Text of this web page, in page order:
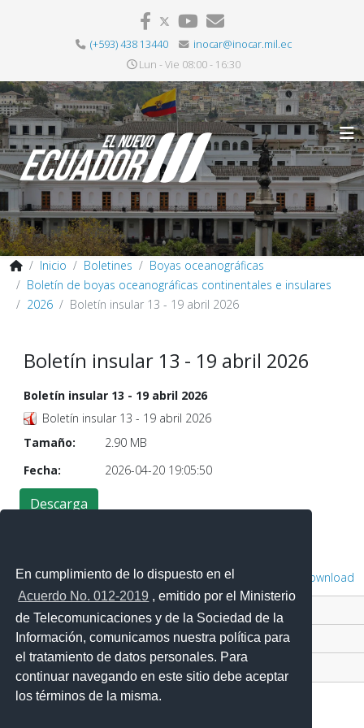
En cumplimiento de lo dispuesto en el
Acuerdo No. 012-2019 , emitido por el Ministerio
de Telecomunicaciones y de la Sociedad de la
Información, comunicamos nuestra política para
el tratamiento de datos personales. Para
continuar navegando en este sitio debe aceptar
los términos de la misma.
(+593) 438 13440
inocar@inocar.mil.ec
Lun - Vie 08:00 - 16:30
Inicio Boletines
Boyas oceanográficas
Boletín de boyas oceanográficas continentales e insulares
2026
Boletín insular 13 - 19 abril 2026
Boletín insular 13 - 19 abril 2026
Boletín insular 13 - 19 abril 2026
Boletín insular 13 - 19 abril 2026
Tamaño:
2.90 MB
Fecha:
2026-04-20 19:05:50
Powered by Phoca Download
Contacto Ciudadano Digital
Portal Trámites Ciudadanos
Sistema Nacional de Información (SNI)